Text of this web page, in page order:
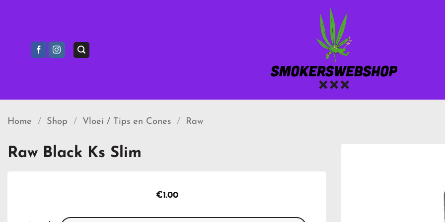
Home / Shop / Vloei / Tips en Cones / Raw
Raw Black Ks Slim
€1.00